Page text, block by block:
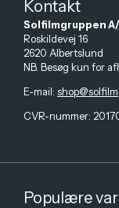
Kontakt
Solfilmgruppen
Roskildevej 16
2620 Albertslund
NB. Besøg kun for
E-mail:
CVR-nummer:
Populære